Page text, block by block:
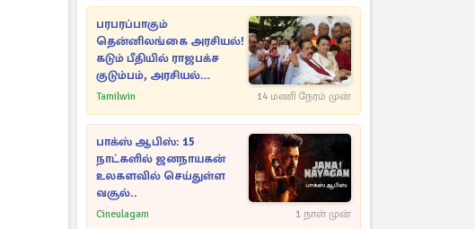
பரபரப்பாகும்
தென்னிலங்கை அரசியல்!
கடும் பீதியில் ராஜபக்ச
குடும்பம், அரசியல்
நட்புகள்
Tamilwin 14 மணி நேரம் முன்
பாக்ஸ் ஆபிஸ்: 15
நாட்களில் ஜனநாயகன்
உலகளவில் செய்துள்ள
வசூல்..
Cineulagam 1 நாள் முன்